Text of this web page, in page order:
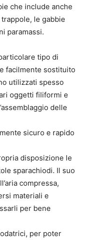
che include anche
le gabbie
paramassi.
tipo di
facilmente sostituito
utilizzati spesso
oggetti filiformi e
delle
sicuro e rapido
disposizione le
sparachiodi. Il suo
compressa,
materiali e
per bene
per poter